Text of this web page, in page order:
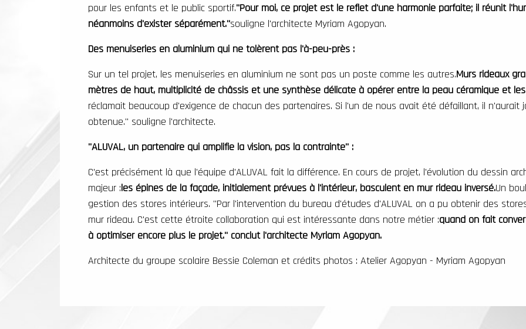
pour les enfants et le public sportif."Pour moi, ce projet est le reflet d'une harmonie parfaite; il réunit
néanmoins d'exister séparément."souligne l'architecte Myriam Agopyan.
Des menuiseries en aluminium qui ne tolèrent pas l'à-peu-près :
Sur un tel projet, les menuiseries en aluminium ne sont pas un poste comme les autres.Murs rideaux
mètres de haut, multiplicité de châssis et une synthèse délicate à opérer entre la peau céramique et
réclamait beaucoup d'exigence de chacun des partenaires. Si l'un de nous avait été défaillant, il
obtenue." souligne l'architecte.
"ALUVAL, un partenaire qui amplifie la vision, pas la contrainte" :
C'est précisément là que l'équipe d'ALUVAL fait la différence. En cours de projet, l'évolution du dessin
majeur :les épines de la façade, initialement prévues à l'intérieur, basculent en mur rideau inversé.Un
gestion des stores intérieurs. "Par l'intervention du bureau d'études d'ALUVAL on a pu obtenir des
mur rideau. C'est cette étroite collaboration qui est intéressante dans notre métier :quand on fait
à optimiser encore plus le projet." conclut l'architecte Myriam Agopyan.
Architecte du groupe scolaire Bessie Coleman et crédits photos : Atelier Agopyan - Myriam Agopyan